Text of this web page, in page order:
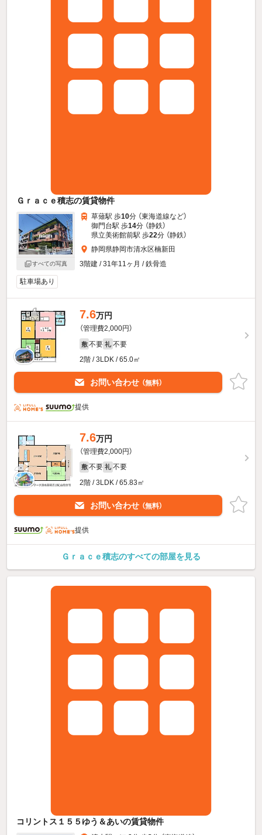
Ｇｒａｃｅ積志の賃貸物件
すべての写真
草薙駅 歩10分 （東海道線など）
御門台駅 歩14分 （静鉄）
県立美術館前駅 歩22分 （静鉄）
静岡県静岡市清水区楠新田
3階建 / 31年11ヶ月 / 鉄骨造
駐車場あり
7.6万円
（管理費2,000円）
敷 不要 礼 不要
2階 / 3LDK / 65.0㎡
お問い合わせ （無料）
提供
7.6万円
（管理費2,000円）
敷 不要 礼 不要
2階 / 3LDK / 65.83㎡
お問い合わせ （無料）
提供
Ｇｒａｃｅ積志のすべての部屋を見る
コリントス１５５ゆう＆あいの賃貸物件